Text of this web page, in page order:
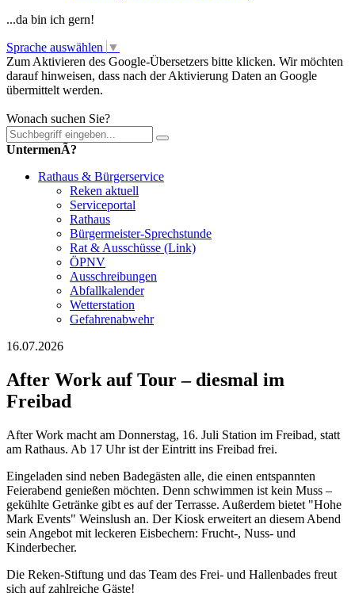
...da bin ich gern!
Sprache auswählen ▼
Zum Aktivieren des Google-Übersetzers bitte klicken. Wir möchten
darauf hinweisen, dass nach der Aktivierung Daten an Google
übermittelt werden.
Wonach suchen Sie?
UntermenÃ?
Rathaus & Bürgerservice
Reken aktuell
Serviceportal
Rathaus
Bürgermeister-Sprechstunde
Rat & Ausschüsse (Link)
ÖPNV
Ausschreibungen
Abfallkalender
Wetterstation
Gefahrenabwehr
16.07.2026
After Work auf Tour – diesmal im
Freibad
After Work macht am Donnerstag, 16. Juli Station im Freibad, statt
am Rathaus. Ab 17 Uhr ist der Eintritt ins Freibad frei.
Eingeladen sind neben Badegästen alle, die einen entspannten
Feierabend genießen möchten. Denn schwimmen ist kein Muss –
gekühlte Getränke gibt es auf der Terrasse. Außerdem bietet "Hohe
Mark Events" Weinslush an. Der Kiosk erweitert an diesem Abend
sein Angebot mit leckeren Eisbechern: Frucht-, Nuss- und
Kinderbecher.
Die Reken-Stiftung und das Team des Frei- und Hallenbades freut
sich auf zahlreiche Gäste!